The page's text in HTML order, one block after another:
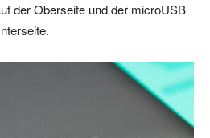
der Oberseite und der microUSB